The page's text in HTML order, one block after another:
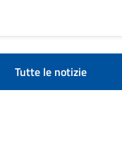
Tutte le notizie